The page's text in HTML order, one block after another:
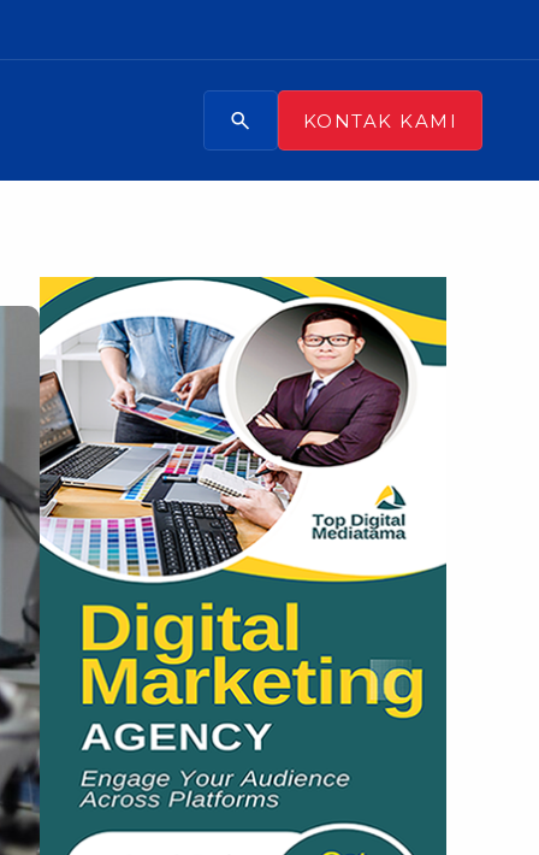
search KONTAK KAMI